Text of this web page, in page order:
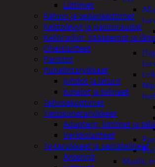
Maalit,
Liittimet
Kahvin ja vedenkeittimet
Keittolevyt ja paistoraudat
Kelloradiot, sääasemat ja
Oheislaitteet
Paristot
Puhelintarvikkeet
Johdot ja laturit
Kotelot ja telineet
Tehosekoittimet
Tietokonetarvikkeet
Adapterit, liittimet ja
Verkkolaitteet
Tv-tarvikkeet ja seinätelineet
Antennit